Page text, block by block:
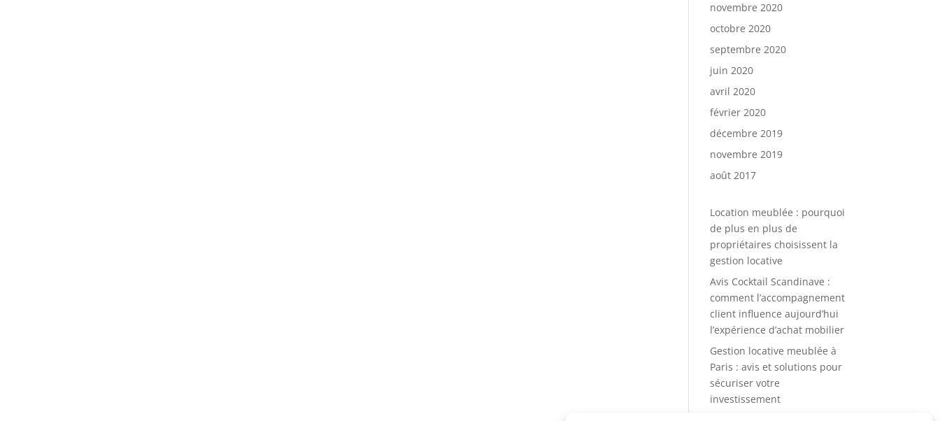
novembre 2020
octobre 2020
septembre 2020
juin 2020
avril 2020
février 2020
décembre 2019
novembre 2019
août 2017
Location meublée : pourquoi
de plus en plus de
propriétaires choisissent la
gestion locative
Avis Cocktail Scandinave :
comment l’accompagnement
client influence aujourd’hui
l’expérience d’achat mobilier
Gestion locative meublée à
Paris : avis et solutions pour
sécuriser votre
investissement